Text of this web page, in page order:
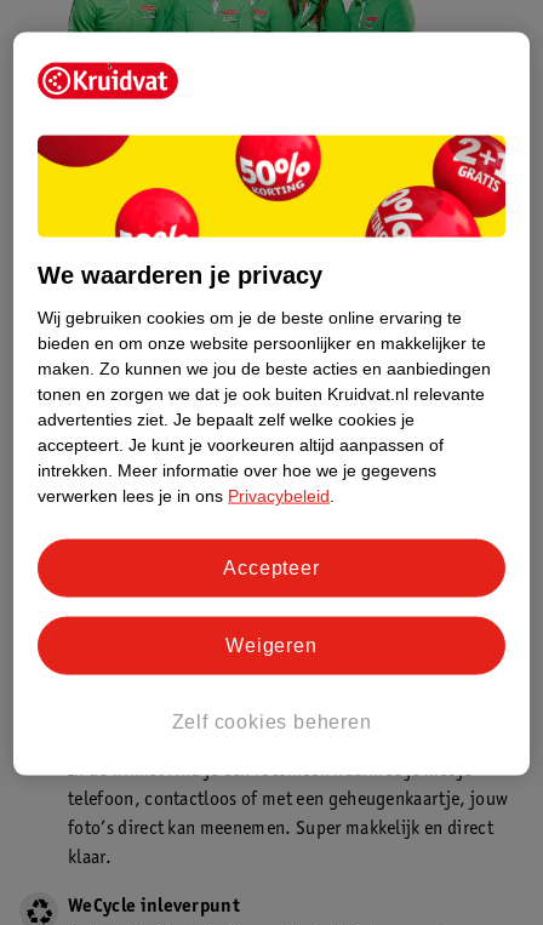
Kruidvat is een erkend specialist in
zelfzorg, ook online. Wat je
gezondheidsvraag ook is, stel hem aan
Stel je gezondheidsvraag
Ook in deze winkel
Kruidvat.nl ophaalpunt
Laat je bestelling snel en gemakkelijk bezorgen in de
Kruidvat is een gecertificeerd drogist. Dit betekent dat je
In de winkel vind je een fotokiosk waarmee je met je
telefoon, contactloos of met een geheugenkaartje, jouw
foto’s direct kan meenemen. Super makkelijk en direct
klaar.
WeCycle inleverpunt
We waarderen je privacy
Wij gebruiken cookies om je de beste online ervaring te
bieden en om onze website persoonlijker en makkelijker te
maken. Zo kunnen we jou de beste acties en aanbiedingen
tonen en zorgen we dat je ook buiten Kruidvat.nl relevante
advertenties ziet. Je bepaalt zelf welke cookies je
accepteert. Je kunt je voorkeuren altijd aanpassen of
intrekken.
Meer informatie over hoe we je gegevens
verwerken lees je in ons Privacybeleid
Zelf cookies beheren
Weigeren
Accepteer